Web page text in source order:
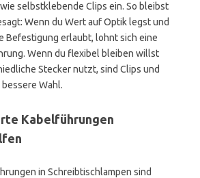
selbstklebende Clips ein. So bleibst
Wenn du Wert auf Optik legst und
Befestigung erlaubt, lohnt sich eine
Wenn du flexibel bleiben willst
Stecker nutzt, sind Clips und
Wahl.
Kabelführungen
in Schreibtischlampen sind